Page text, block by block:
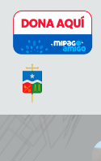
Pasar al contenido